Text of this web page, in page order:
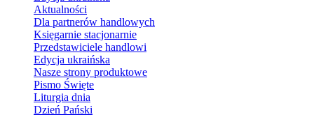
Aktualności
Dla partnerów handlowych
Księgarnie stacjonarnie
Przedstawiciele handlowi
Edycja ukraińska
Nasze strony produktowe
Pismo Święte
Liturgia dnia
Dzień Pański